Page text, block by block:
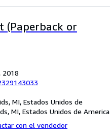
(Paperback or
2018
MI, Estados Unidos de
MI, Estados Unidos de America
con el vendedor